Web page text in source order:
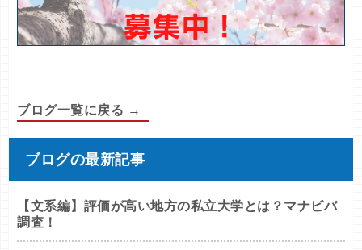
ブログ一覧に戻る →
ブログの最新記事
【文系編】評価が高い地方の私立大学とは？マナビバ
調査！